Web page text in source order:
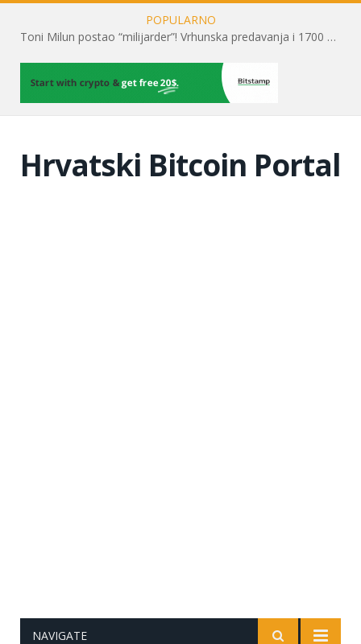
POPULARNO
Toni Milun postao “milijarder”! Vrhunska predavanja i 1700 posjetitelja obilježili su mjesec financijske pismenosti
Hrvatski Bitcoin Portal
NAVIGATE